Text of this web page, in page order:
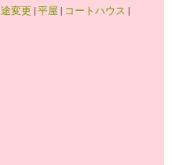
変更 |平屋 | コートハウス |